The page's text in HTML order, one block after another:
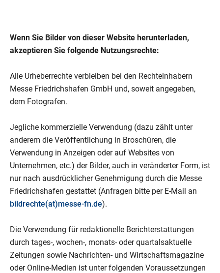
Wenn Sie Bilder von dieser Website herunterladen,
akzeptieren Sie folgende Nutzungsrechte:
Alle Urheberrechte verbleiben bei den Rechteinhabern
Messe Friedrichshafen GmbH und, soweit angegeben,
dem Fotografen.
Jegliche kommerzielle Verwendung (dazu zählt unter
anderem die Veröffentlichung in Broschüren, die
Verwendung in Anzeigen oder auf Websites von
Unternehmen, etc.) der Bilder, auch in veränderter Form, ist
nur nach ausdrücklicher Genehmigung durch die Messe
Friedrichshafen gestattet (Anfragen bitte per E-Mail an
bildrechte(at)messe-fn.de).
Die Verwendung für redaktionelle Berichterstattungen
durch tages-, wochen-, monats- oder quartalsaktuelle
Zeitungen sowie Nachrichten- und Wirtschaftsmagazine
oder Online-Medien ist unter folgenden Voraussetzungen